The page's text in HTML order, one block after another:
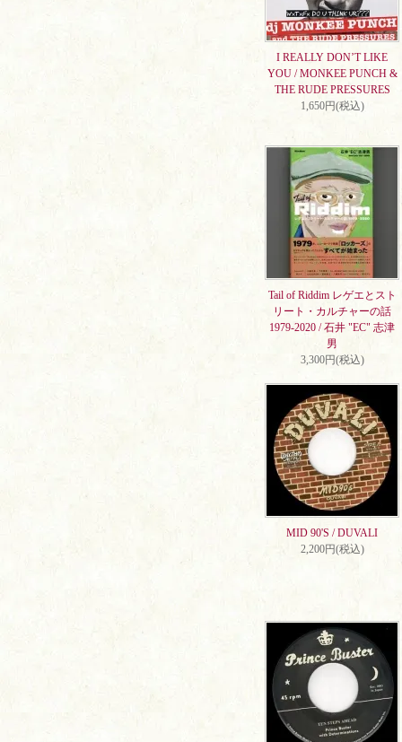
I REALLY DON’T LIKE
YOU / MONKEE PUNCH &
THE RUDE PRESSURES
1,650円(税込)
Tail of Riddim レゲエとスト
リート・カルチャーの話
1979-2020 / 石井 "EC" 志津
男
3,300円(税込)
MID 90'S / DUVALI
2,200円(税込)